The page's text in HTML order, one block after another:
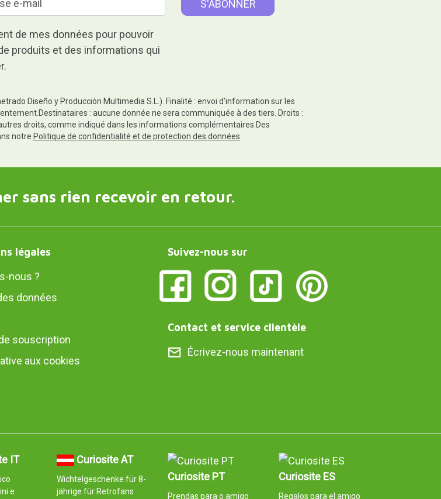
de mes données pour pouvoir
produits et des informations qui
Diseño y Producción Multimedia S.L.). Finalité : envoi d'information sur les
: aucune donnée ne sera communiquée à des tiers. Droits :
droits, comme indiqué dans les informations complémentaires.Des
notre Politique de confidentialité et de protection des données
sans rien recevoir en retour.
légales
nous ?
données
souscription
aux cookies
Suivez-nous sur
Contact et service clientèle
Écrivez-nous maintenant
IT
e
Curiosite AT
Wichtelgeschenke für 8-
jährige für Retrofans
Curiosite PT
Prendas para o amigo
Curiosite ES
Regalos para el amigo